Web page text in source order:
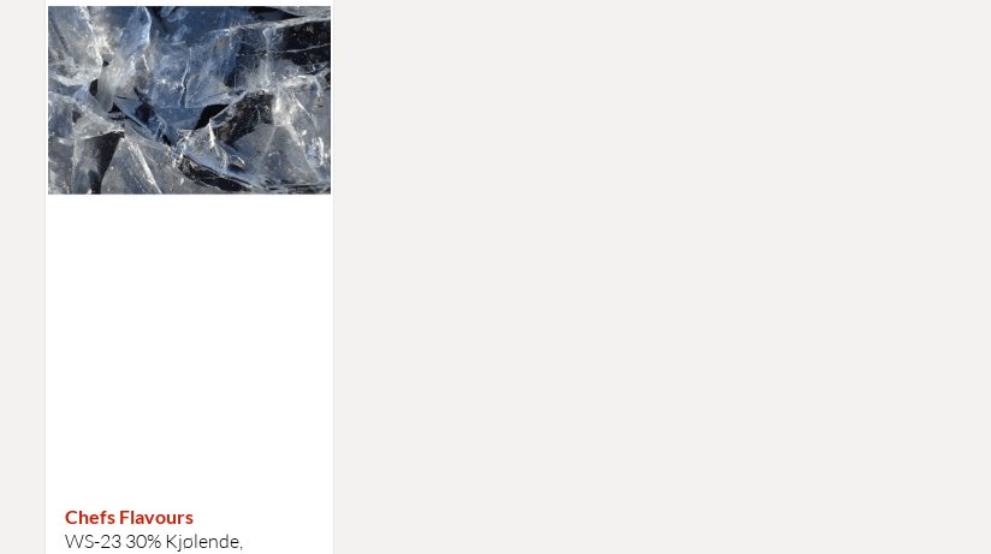
Chefs Flavours
WS-23 30% Kjølende,